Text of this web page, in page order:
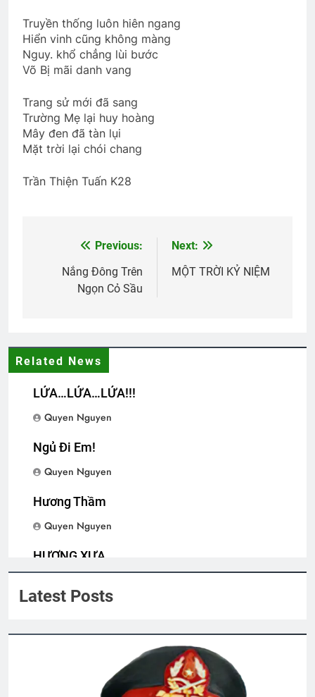
2 Years Ago
Thăm CSVSQ MAI VĨNH PHU K22
ĐÀO MAI DÀNH TẶNG
3 Years Ago
CHIM BAN MAI HÓT (Rabindranath
Tagore)
2 Years Ago
CSVSQ Nguyễn Hoài Ân K22
2 Years Ago
Thăm CSVCQ Nguyễn Hữu Thuyết K20
2 Years Ago
TỰ GIẢI THOÁT MÌNH (Rabindranath
Tagore)
3 Years Ago
Truyền thống luôn hiên ngang
Hiển vinh cũng không màng
Nguy. khổ chẳng lùi bước
Võ Bị mãi danh vang
Trang sử mới đã sang
Trường Mẹ lại huy hoàng
Mây đen đã tàn lụi
Mặt trời lại chói chang
Trần Thiện Tuấn K28
navigation
Previous:
Nắng Đông Trên
Ngọn Cỏ Sầu
Next:
MỘT TRỜI KỶ NIỆM
Related News
LỬA…LỬA…LỬA!!!
Quyen Nguyen
Ngủ Đi Em!
Quyen Nguyen
Hương Thầm
Quyen Nguyen
HƯƠNG XƯA
Latest Posts